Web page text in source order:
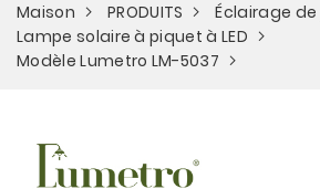
Maison PRODUITS
Éclairage
Lampe solaire à piquet à LED
Modèle Lumetro LM-5037